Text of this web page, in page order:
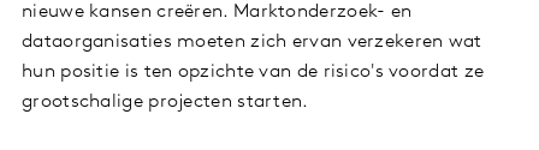
nieuwe kansen creëren. Marktonderzoek- en
dataorganisaties moeten zich ervan verzekeren wat
hun positie is ten opzichte van de risico's voordat ze
grootschalige projecten starten.